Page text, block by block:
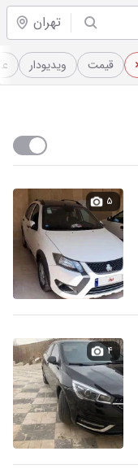
تهران
قیمت ویدیو‌دار
۵
۴